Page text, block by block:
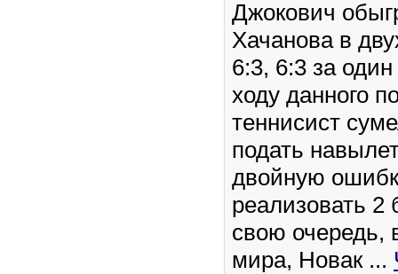
Джокович
Хачанова в
6:3, 6:3 за
ходу данного
теннисист
подать
двойную
реализовать 2
свою очередь,
мира, Новак ...